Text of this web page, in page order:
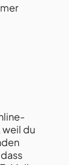
weil du